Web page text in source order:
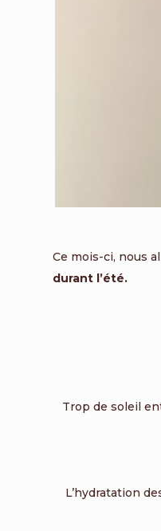
Ce mois-ci, nous
durant l’été.
Trop de soleil
L’hydratation